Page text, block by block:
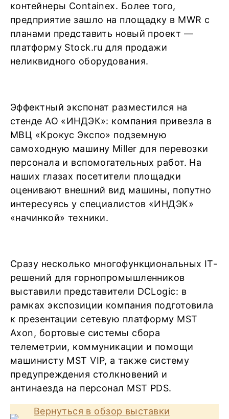
контейнеры Containex. Более того,
предприятие зашло на площадку в MWR с
планами представить новый проект —
платформу Stock.ru для продажи
неликвидного оборудования.
Эффектный экспонат разместился на
стенде АО «ИНДЭК»: компания привезла в
МВЦ «Крокус Экспо» подземную
самоходную машину Miller для перевозки
персонала и вспомогательных работ. На
наших глазах посетители площадки
оценивают внешний вид машины, попутно
интересуясь у специалистов «ИНДЭК»
«начинкой» техники.
Сразу несколько многофункциональных IT-
решений для горнопромышленников
выставили представители DCLogic: в
рамках экспозиции компания подготовила
к презентации сетевую платформу MST
Axon, бортовые системы сбора
телеметрии, коммуникации и помощи
машинисту MST VIP, а также систему
предупреждения столкновений и
антинаезда на персонал MST PDS.
Вернуться в обзор выставки